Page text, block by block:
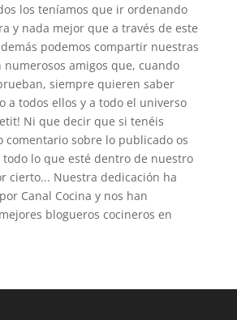
los teníamos que ir ordenando
y nada mejor que a través de este
podemos compartir nuestras
numerosos amigos que, cuando
siempre quieren saber
a todos ellos y a todo el universo
Ni que decir que si tenéis
comentario sobre lo publicado os
todo lo que esté dentro de nuestro
cierto... Nuestra dedicación ha
Canal Cocina y nos han
blogueros cocineros en